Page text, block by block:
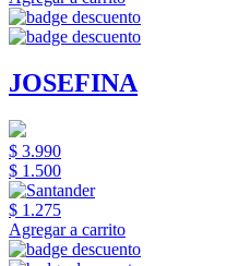
JOSEFINA
$ 3.990
$ 1.500
$ 1.275
Agregar a carrito